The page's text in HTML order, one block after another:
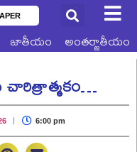
జాతీయం అంతర్జాతీయం
6:00 pm